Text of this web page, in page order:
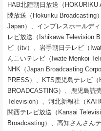
HAB北陸朝日放送（
陸放送（Hokuriku Broadcasting
Japan）、インプレスホールデ
レビ放送（Ishikawa Television
ビ（itv）、岩手朝日テレビ（
んこいテレビ（Iwate Menkoi
NHK（Japan Broadcasting
PRESS）、KTS鹿児島テレビ
BROADCASTING）、鹿児島読
Television）、河北新報社（
関西テレビ放送（Kansai
Broadcasting）、高知さんさん